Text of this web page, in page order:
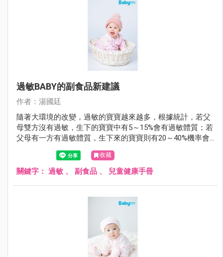
過敏BABY的副食品新建議
作者：湯國廷
隨著大環境的改變，過敏的寶寶越來越多，根據統計，若父
母雙方沒有過敏，生下的寶寶中有5～15%會有過敏體質；若
父母有一方有過敏體質，生下來的寶寶則有20～40%機率會
有過敏體質；若父母雙方都有過敏體質，生下的寶寶過敏的
機會則大增到40～80%。 收藏
關鍵字： 過敏 、 副食品 、 兒童健康手冊